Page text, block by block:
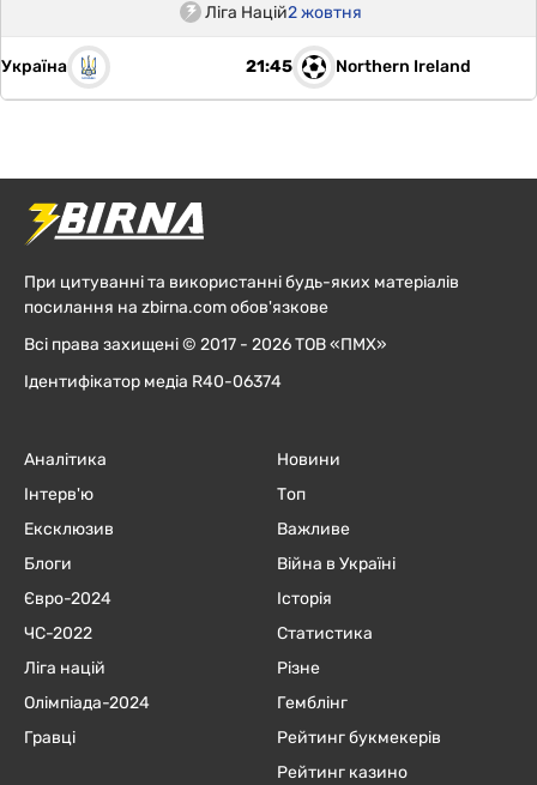
Ліга Націй2 жовтня
Україна 21:45 Northern Ireland
При цитуванні та використанні будь-яких матеріалів
посилання на zbirna.com обов'язкове
Всі права захищені © 2017 - 2026 ТОВ «ПМХ»
Ідентифікатор медіа R40-06374
Аналітика
Інтерв'ю
Ексклюзив
Блоги
Євро-2024
ЧC-2022
Ліга націй
Олімпіада-2024
Гравці
Новини
Топ
Важливе
Війна в Україні
Історія
Статистика
Різне
Гемблінг
Рейтинг букмекерів
Рейтинг казино